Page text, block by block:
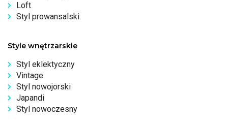
Loft
Styl prowansalski
Style wnętrzarskie
Styl eklektyczny
Vintage
Styl nowojorski
Japandi
Styl nowoczesny